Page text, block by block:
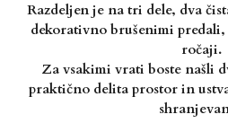
Razdeljen je na tri dele, dva
dekorativno brušenimi
ročaji.
Za vsakimi vrati boste našli
praktično delita prostor in